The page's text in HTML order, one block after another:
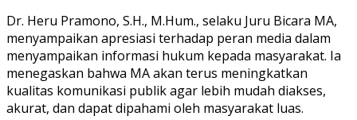
Dr. Heru Pramono, S.H., M.Hum., selaku Juru Bicara MA,
menyampaikan apresiasi terhadap peran media dalam
menyampaikan informasi hukum kepada masyarakat. Ia
menegaskan bahwa MA akan terus meningkatkan
kualitas komunikasi publik agar lebih mudah diakses,
akurat, dan dapat dipahami oleh masyarakat luas.